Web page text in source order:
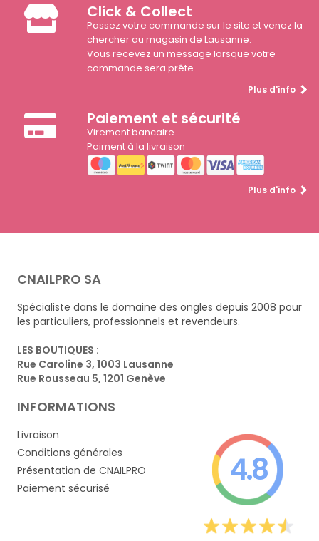
Click & Collect
Passez votre commande sur le site et venez la
chercher au magasin de Lausanne.
Vous recevez un message lorsque votre
commande sera prête.
Plus d'info
Paiement et sécurité
Virement bancaire.
Paiment à la livraison
Plus d'info
CNAILPRO SA
Spécialiste dans le domaine des ongles depuis 2008 pour
les particuliers, professionnels et revendeurs.
LES BOUTIQUES :
Rue Caroline 3, 1003 Lausanne
Rue Rousseau 5, 1201 Genève
INFORMATIONS
Livraison
Conditions générales
Présentation de CNAILPRO
Paiement sécurisé
4.8